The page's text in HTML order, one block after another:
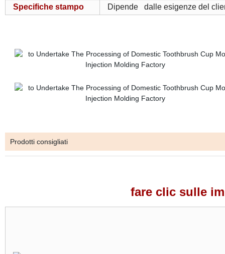
Specifiche stampo Dipende dalle esigenze del
Prodotti consigliati
fare clic sulle